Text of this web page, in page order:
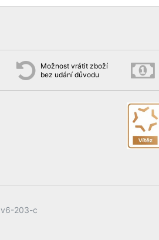
Možnost vrátit zboží
bez udání důvodu
v6-203-c